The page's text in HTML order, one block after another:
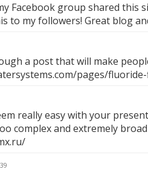
Facebook group shared
to my followers! Great blog
a post that will make
pages/
really easy with your
complex and extremely